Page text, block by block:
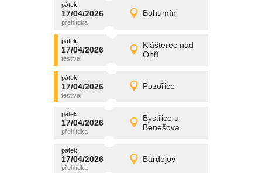
pátek
17/04/2026 Bohumín
pátek
17/04/2026 Detail
promítání
pátek
17/04/2026
Klášterec nad
Ohří
pátek
17/04/2026 Detail
promítání
pátek
17/04/2026 Pozořice
pátek
17/04/2026 Detail
promítání
pátek
17/04/2026
Bystřice u
Benešova
pátek
17/04/2026 Detail
promítání
pátek
17/04/2026 Bardejov
pátek
17/04/2026 Detail
promítání